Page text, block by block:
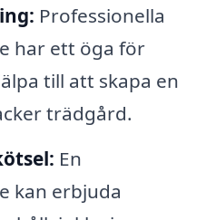
Professionella
har ett öga för
till att skapa en
trädgård.
En
kan erbjuda